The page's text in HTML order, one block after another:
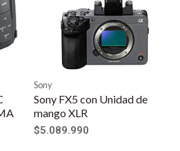
Sony
Sony FX5 con Unidad de
mango XLR
$5.089.990